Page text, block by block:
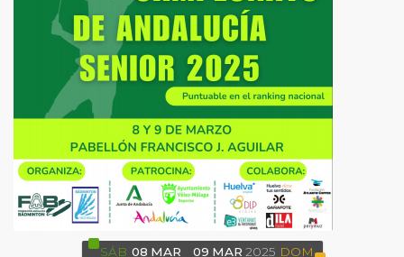
SÁB 08 MAR 09 MAR 2025 DOM